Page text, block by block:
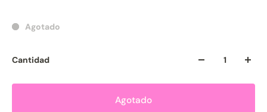
Agotado
Cantidad
Agotado